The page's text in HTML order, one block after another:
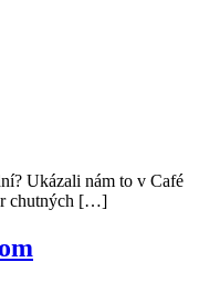
Ukázali nám to v Café
chutných […]